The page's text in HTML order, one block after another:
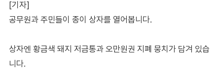
[기자]
공무원과 주민들이 종이 상자를 열어봅니다.
상자엔 황금색 돼지 저금통과 오만원권 지폐 뭉치가 담겨 있습
니다.